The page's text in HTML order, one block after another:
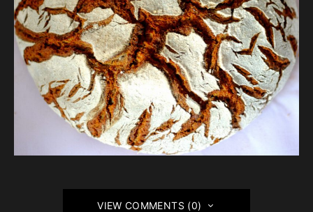
VIEW COMMENTS (0)